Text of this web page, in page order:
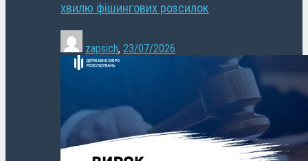
хвилю фішингових розсилок
zapsich, 23/07/2026